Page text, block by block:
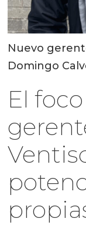
Nuevo
Domingo
El